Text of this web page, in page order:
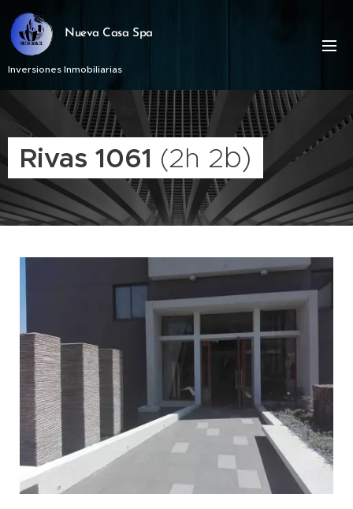
Nueva Casa Spa
Inversiones Inmobiliarias
Rivas 1061 (2h 2b)